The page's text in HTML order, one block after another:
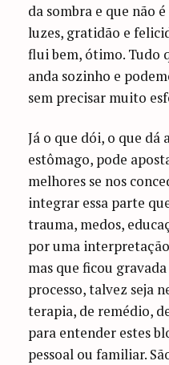
da sombra e que não
luzes, gratidão e
flui bem, ótimo. Tudo
anda sozinho e
sem precisar muito
Já o que dói, o que
estômago, pode
melhores se nos
integrar essa parte
trauma, medos,
por uma
mas que ficou
processo, talvez seja
terapia, de remédio,
para entender estes
pessoal ou familiar.